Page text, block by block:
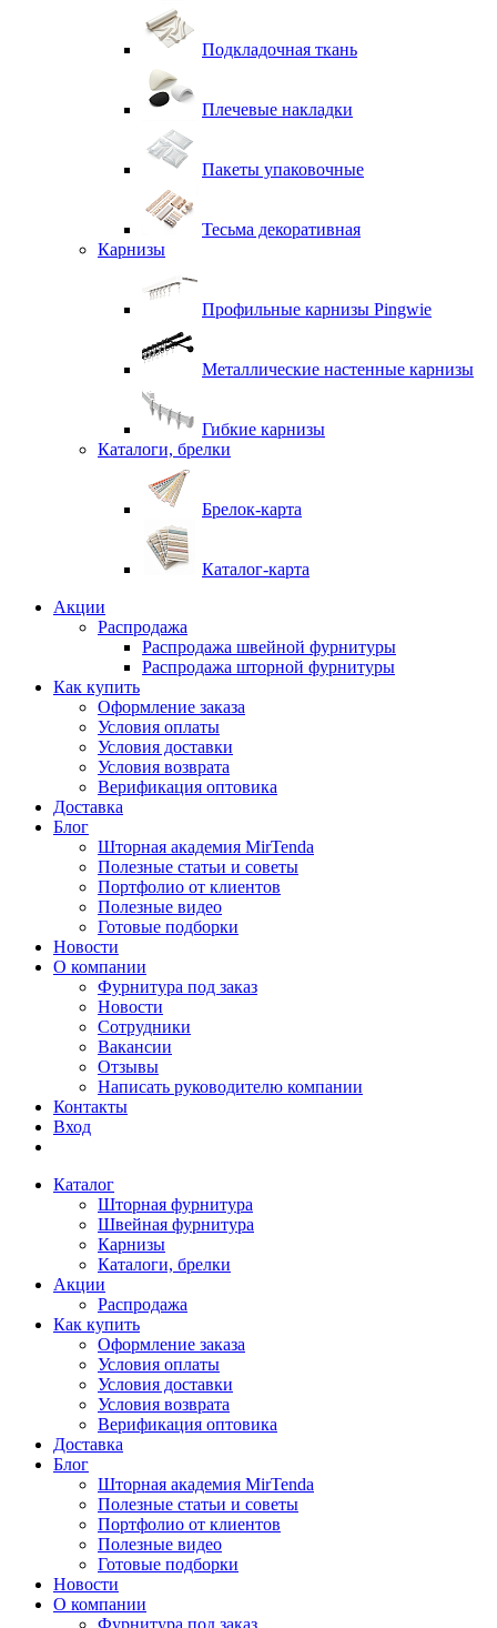
Подкладочная ткань
Плечевые накладки
Пакеты упаковочные
Тесьма декоративная
Карнизы
Профильные карнизы Pingwie
Металлические настенные карнизы
Гибкие карнизы
Каталоги, брелки
Брелок-карта
Каталог-карта
Акции
Распродажа
Распродажа швейной фурнитуры
Распродажа шторной фурнитуры
Как купить
Оформление заказа
Условия оплаты
Условия доставки
Условия возврата
Верификация оптовика
Доставка
Блог
Шторная академия MirTenda
Полезные статьи и советы
Портфолио от клиентов
Полезные видео
Готовые подборки
Новости
О компании
Фурнитура под заказ
Новости
Сотрудники
Вакансии
Отзывы
Написать руководителю компании
Контакты
Вход
Каталог
Шторная фурнитура
Швейная фурнитура
Карнизы
Каталоги, брелки
Акции
Распродажа
Как купить
Оформление заказа
Условия оплаты
Условия доставки
Условия возврата
Верификация оптовика
Доставка
Блог
Шторная академия MirTenda
Полезные статьи и советы
Портфолио от клиентов
Полезные видео
Готовые подборки
Новости
О компании
Фурнитура под заказ